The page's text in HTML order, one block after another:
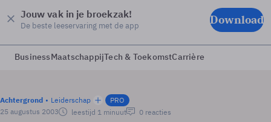
Jouw vak in je broekzak!
De beste leeservaring met de app Download
BusinessMaatschappijTech & ToekomstCarrière
Achtergrond Leiderschap
PRO
25 augustus 2003
leestijd 1 minuut 0 reacties